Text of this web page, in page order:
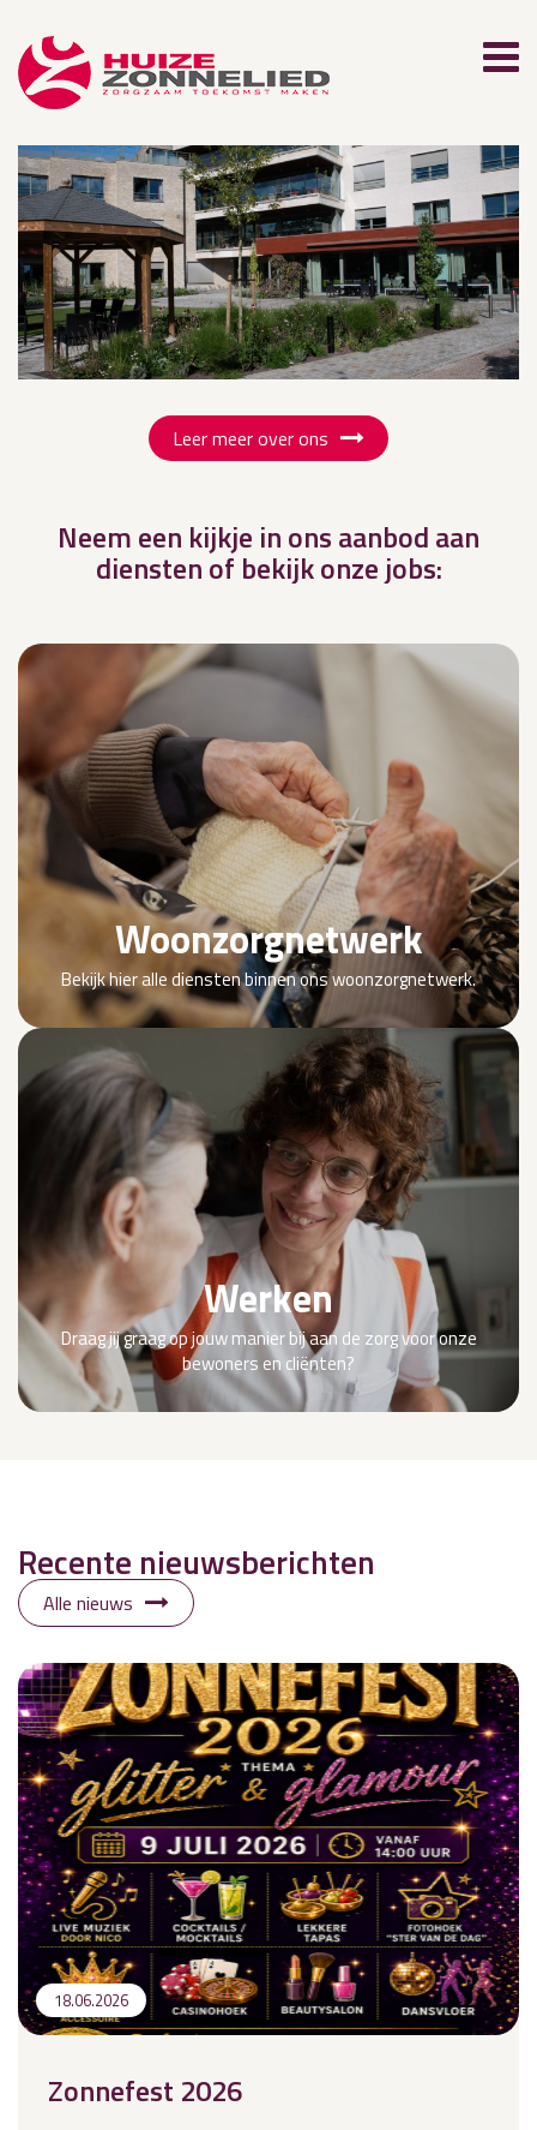
Leer meer over ons
Neem een kijkje in ons aanbod aan
diensten of bekijk onze jobs:
Woonzorgnetwerk
Bekijk hier alle diensten binnen ons woonzorgnetwerk.
Werken
Draag jij graag op jouw manier bij aan de zorg voor onze
bewoners en cliënten?
Recente nieuwsberichten
Alle nieuws
18.06.2026
Zonnefest 2026